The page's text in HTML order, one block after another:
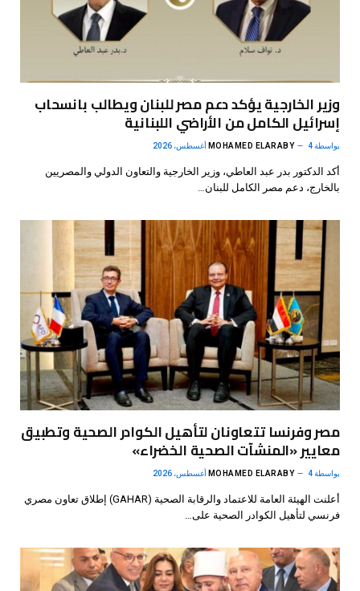
وزير الخارجية يؤكد دعم مصر للبنان ويطالب بانسحاب
إسرائيل الكامل من الأراضي اللبنانية
بواسطة MOHAMED ELARABY 4 أغسطس، 2026
أكد الدكتور بدر عبد العاطي، وزير الخارجية والتعاون الدولي والمصريين
بالخارج، دعم مصر الكامل للبنان…
مصر وفرنسا تتعاونان لتأهيل الكوادر الصحية وتطبيق
معايير «المنشآت الصحية الخضراء»
بواسطة MOHAMED ELARABY 4 أغسطس، 2026
أعلنت الهيئة العامة للاعتماد والرقابة الصحية (GAHAR) إطلاق تعاون مصري
فرنسي لتأهيل الكوادر الصحية على…